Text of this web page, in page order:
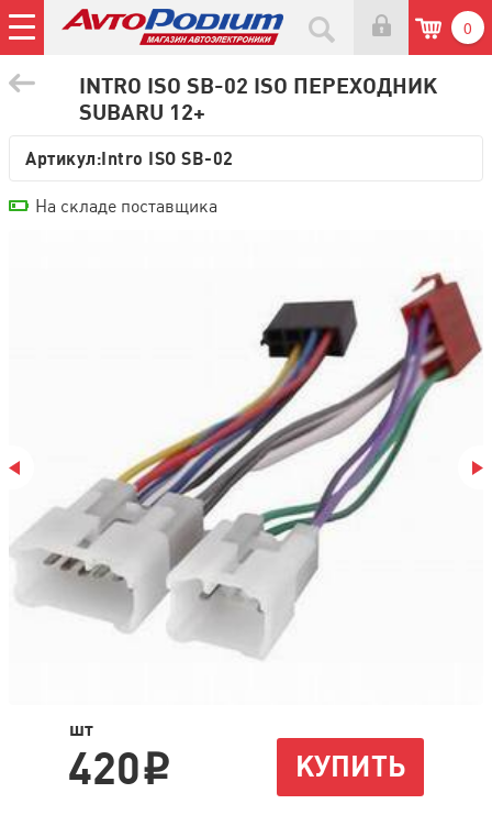
0
INTRO ISO SB-02 ISO ПЕРЕХОДНИК
SUBARU 12+
Артикул:Intro ISO SB-02
шт
420i КУПИТЬ
На складе поставщика